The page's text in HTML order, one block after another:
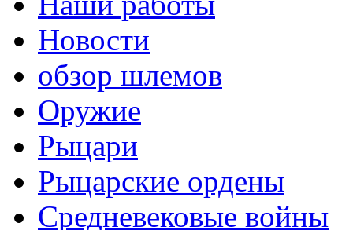
Новости
обзор шлемов
Оружие
Рыцари
Рыцарские ордены
Средневековые войны